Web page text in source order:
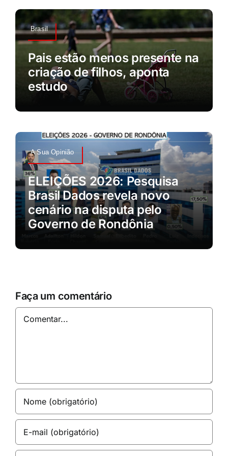
Brasil
Pais estão menos presente na
criação de filhos, aponta
estudo
A Sua Opinião
ELEIÇÕES 2026: Pesquisa
Brasil Dados revela novo
cenário na disputa pelo
Governo de Rondônia
Faça um comentário
Comentar